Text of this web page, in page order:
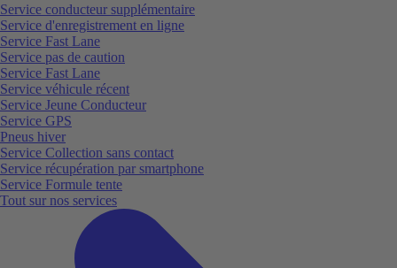
Service conducteur supplémentaire
Service d'enregistrement en ligne
Service Fast Lane
Service pas de caution
Service Fast Lane
Service véhicule récent
Service Jeune Conducteur
Service GPS
Pneus hiver
Service Collection sans contact
Service récupération par smartphone
Service Formule tente
Tout sur nos services